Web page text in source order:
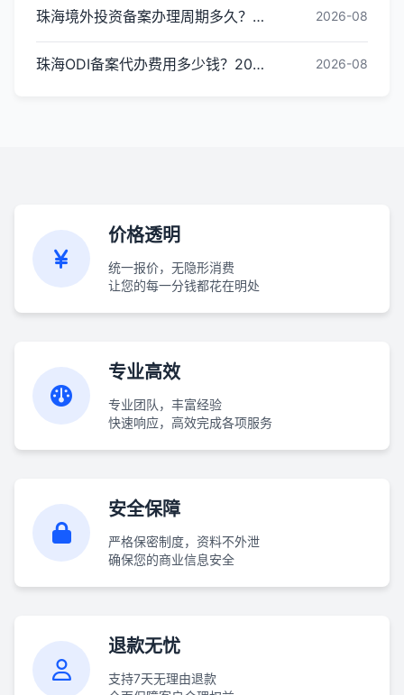
珠海境外投资备案办理周期多久？ODI备案下证时间 2026-08
珠海ODI备案代办费用多少钱？2026最新收费标准 2026-08
价格透明
统一报价，无隐形消费
让您的每一分钱都花在明处
专业高效
专业团队，丰富经验
快速响应，高效完成各项服务
安全保障
严格保密制度，资料不外泄
确保您的商业信息安全
退款无忧
支持7天无理由退款